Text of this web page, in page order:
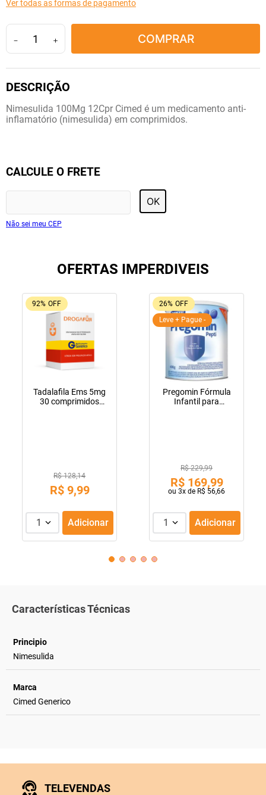
Ver todas as formas de pagamento
＋
－ COMPRAR
Nimesulida 100Mg 12Cpr Cimed é um medicamento anti-
inflamatório (nimesulida) em comprimidos.
CALCULE O FRETE
OK
Não sei meu CEP
OFERTAS IMPERDIVEIS
92% OFF
Tadalafila Ems 5mg
30 comprimidos
R$ 128,14
R$ 9,99
1 Adicionar
26% OFF
Leve + Pague -
Pregomin Fórmula
Infantil para
R$ 229,99
R$ 169,99
ou 3x de R$ 56,66
1 Adicionar
Características Técnicas
Principio
Nimesulida
Marca
Cimed Generico
TELEVENDAS